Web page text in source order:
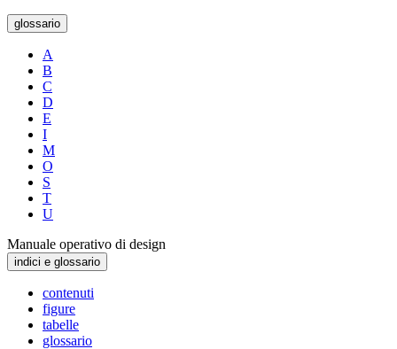
glossario
A
B
C
D
E
I
M
O
S
T
U
Manuale operativo di design
indici e glossario
contenuti
figure
tabelle
glossario